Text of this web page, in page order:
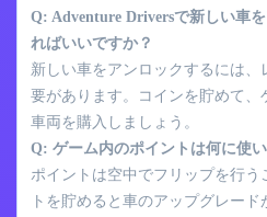
Q: Adventure Driversで新しい車
ればいいですか？
新しい車をアンロックするには
要があります。コインを貯めて
車両を購入しましょう。
Q: ゲーム内のポイントは何に使
ポイントは空中でフリップを行
トを貯めると車のアップグレー